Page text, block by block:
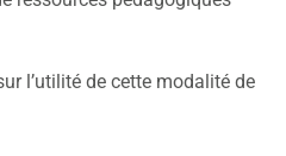
l’utilité de cette modalité de